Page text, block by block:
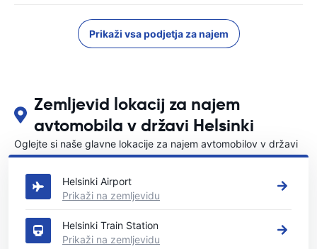
Prikaži vsa podjetja za najem
Zemljevid lokacij za najem
avtomobila v državi Helsinki
Oglejte si naše glavne lokacije za najem avtomobilov v državi
Helsinki
Helsinki Airport
Prikaži na zemljevidu
Helsinki Train Station
Prikaži na zemljevidu